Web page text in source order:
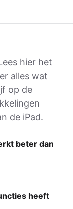
hier het
alles wat
op de
de iPad.
beter dan
heeft